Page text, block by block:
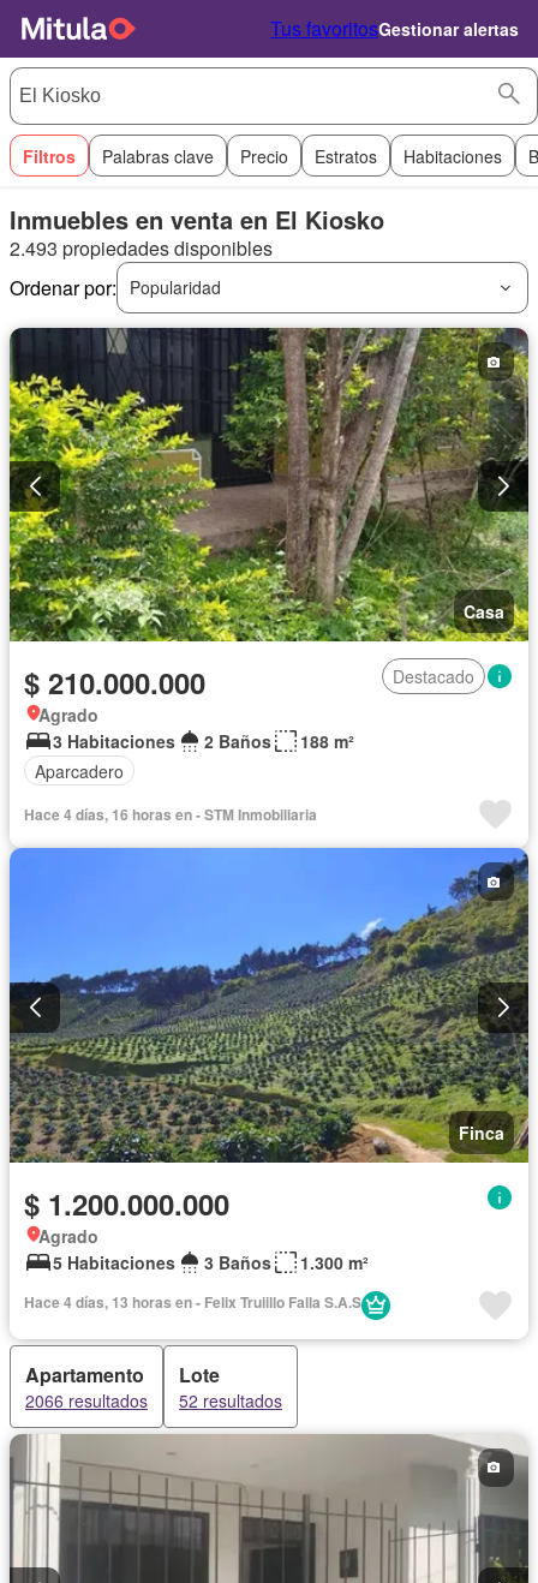
Tus favoritosGestionar alertas
Filtros Palabras clave Precio Estratos Habitaciones
Inmuebles en venta en El Kiosko
2.493 propiedades disponibles
Ordenar por:
Popularidad
Casa
$ 210.000.000
Destacado
Agrado
3 Habitaciones
2 Baños
188 m²
Aparcadero
Hace 4 días, 16 horas en - STM Inmobiliaria
Finca
$ 1.200.000.000
Agrado
5 Habitaciones
3 Baños 1.300 m²
Hace 4 días, 13 horas en - Felix Truiillo Falla S.A.S
Apartamento
2066 resultados
Lote
52 resultados